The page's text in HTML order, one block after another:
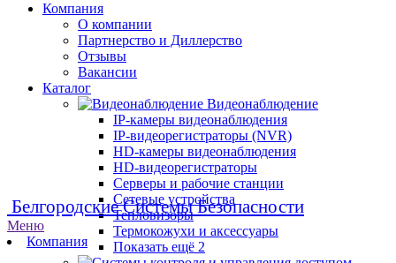
Компания
О компании
Партнерство и Диллерство
Отзывы
Вакансии
Каталог
Видеонаблюдение
IP-камеры видеонаблюдения
IP-видеорегистраторы (NVR)
HD-камеры видеонаблюдения
HD-видеорегистраторы
Серверы и рабочие станции
Сетевые устройства
Тепловизоры
Термокожухи и аксессуары
Показать ещё 2
Белгородские Системы Безопасности
Меню
Компания